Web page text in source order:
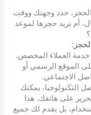
الحجز، حدد وجهتك ووقت
أم تريد حجزها لموعد
:
خدمة العملاء المخصص.
الموقع الرسمي أو
الاجتماعي.
التكنولوجيا، يمكنك
على هاتفك. هذا
بل يقدم لك جميع